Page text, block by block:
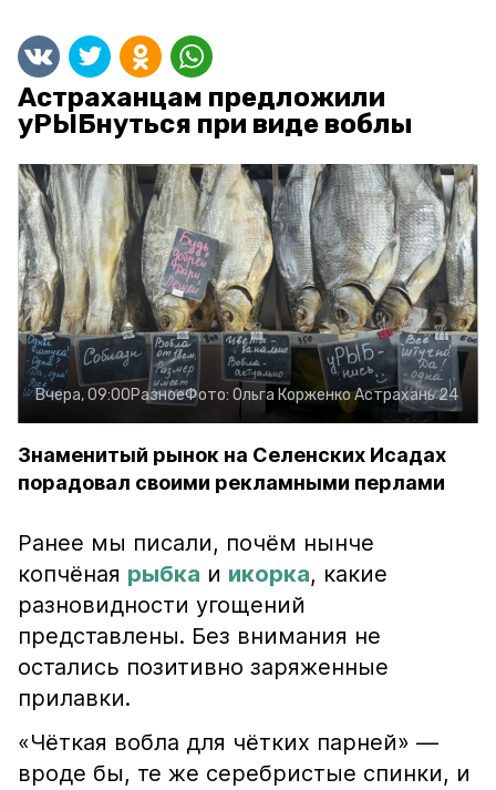
Астраханцам предложили
уРЫБнуться при виде воблы
Вчера, 09:00РазноеФото: Ольга КорженкоАстрахань 24
Знаменитый рынок на Селенских Исадах
порадовал своими рекламными перлами
Ранее мы писали, почём нынче
копчёная рыбка и икорка, какие
разновидности угощений
представлены. Без внимания не
остались позитивно заряженные
прилавки.
«Чёткая вобла для чётких парней» —
вроде бы, те же серебристые спинки, и